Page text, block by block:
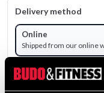
Delivery method
Online
Shipped from our online
Pick up in store
Select a store that has the